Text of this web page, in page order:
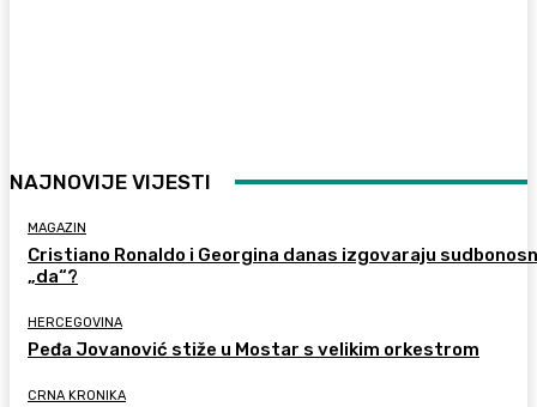
NAJNOVIJE VIJESTI
MAGAZIN
Cristiano Ronaldo i Georgina danas izgovaraju
„da“?
HERCEGOVINA
Peđa Jovanović stiže u Mostar s velikim orkestrom
CRNA KRONIKA